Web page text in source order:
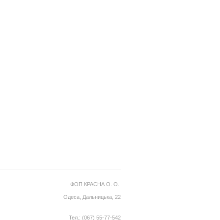
ФОП КРАСНА О. О.
Одеса, Дальницька, 22
Тел.: (067) 55-77-542